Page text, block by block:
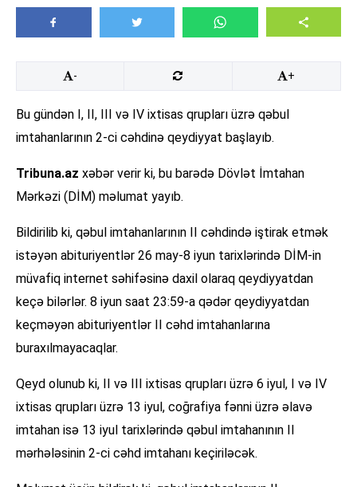
- +
Bu gündən I, II, III və IV ixtisas qrupları üzrə qəbul
imtahanlarının 2-ci cəhdinə qeydiyyat başlayıb.
Tribuna.az xəbər verir ki, bu barədə Dövlət İmtahan
Mərkəzi (DİM) məlumat yayıb.
Bildirilib ki, qəbul imtahanlarının II cəhdində iştirak etmək
istəyən abituriyentlər 26 may-8 iyun tarixlərində DİM-in
müvafiq internet səhifəsinə daxil olaraq qeydiyyatdan
keçə bilərlər. 8 iyun saat 23:59-a qədər qeydiyyatdan
keçməyən abituriyentlər II cəhd imtahanlarına
buraxılmayacaqlar.
Qeyd olunub ki, II və III ixtisas qrupları üzrə 6 iyul, I və IV
ixtisas qrupları üzrə 13 iyul, coğrafiya fənni üzrə əlavə
imtahan isə 13 iyul tarixlərində qəbul imtahanının II
mərhələsinin 2-ci cəhd imtahanı keçiriləcək.